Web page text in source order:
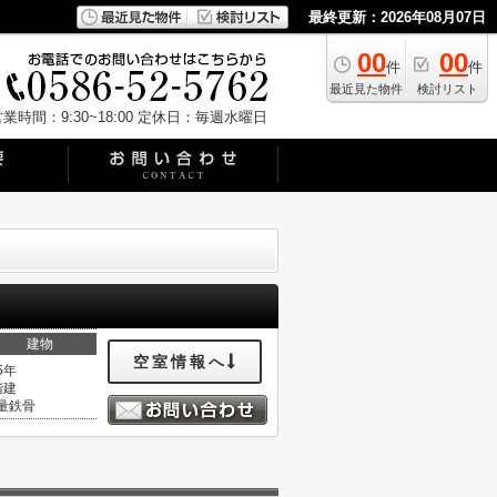
最終更新：2026年08月07日
00件
最近見た物件
00件
検討リスト
業時間：9:30~18:00 定休日：毎週水曜日
建物
年
建
鉄骨
空室情報へ